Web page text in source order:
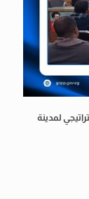
لمدينة